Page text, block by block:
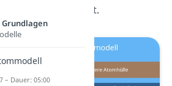
sogar zurückgestreut.
– Dauer: 05:00